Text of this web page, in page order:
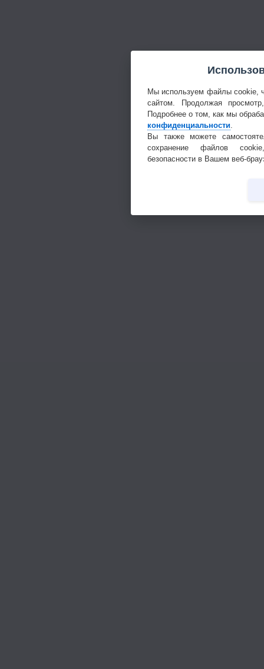
Мы используем файлы cookie,
сайтом. Продолжая
Подробнее о том, как мы
конфиденциальности
Вы также можете
сохранение файлов
безопасности в Вашем веб-